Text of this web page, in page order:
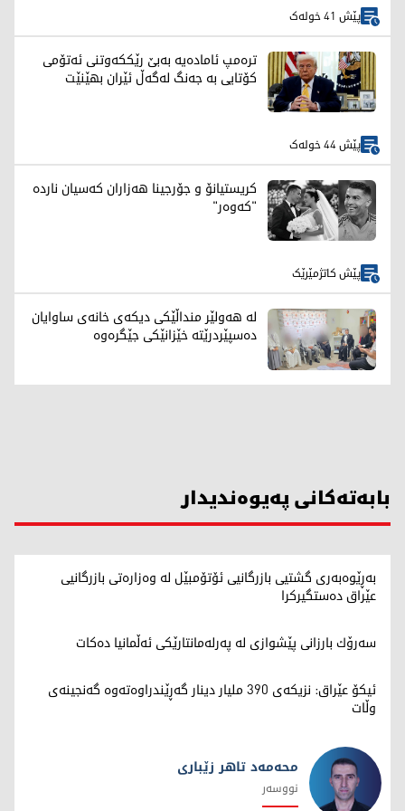
پێش 41 خولەک
ترەمپ ئامادەیە بەبێ رێککەوتنی ئەتۆمی
کۆتایی بە جەنگ لەگەڵ ئێران بهێنێت
پێش 44 خولەک
کریستیانۆ و جۆرجینا هەزاران کەسیان ناردە
"کەوەر"
پێش کاتژمێرێک
لە هەولێر منداڵێکی دیکەی خانەی ساوایان
دەسپێردرێتە خێزانێکی جێگرەوە
بابەتەکانی پەیوەندیدار
بەڕێوەبەری گشتیی بازرگانیی ئۆتۆمبێل لە وەزارەتی بازرگانیی
عێراق دەستگیرکرا
سەرۆك بارزانی پێشوازی لە پەرلەمانتارێكی ئەڵمانیا دەكات
ئیکۆ عێراق: نزیکەی 390 ملیار دینار گەڕێندراوەتەوە گەنجینەی
وڵات
محەمەد تاهر زێبارى
نووسەر